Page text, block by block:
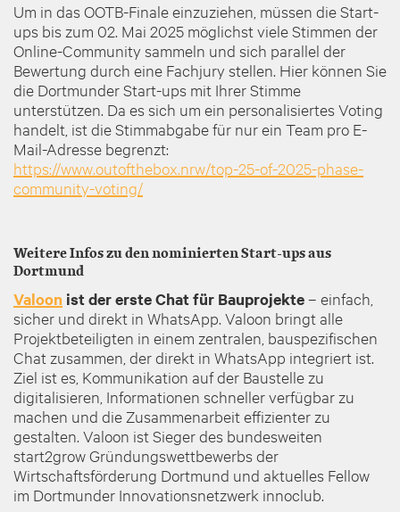
Um in das OOTB-Finale einzuziehen, müssen die Start-
ups bis zum 02. Mai 2025 möglichst viele Stimmen der
Online-Community sammeln und sich parallel der
Bewertung durch eine Fachjury stellen. Hier können Sie
die DortmunderStart-ups mit Ihrer Stimme
unterstützen. Da es sich um ein personalisiertes Voting
handelt, ist die Stimmabgabe für nur ein Team pro E-
Mail-Adresse begrenzt:
https://www.outofthebox.nrw/top-25-of-2025-phase-
community-voting/
Weitere Infos zu den nominierten Start-ups aus
Dortmund
Valoon ist der erste Chat für Bauprojekte– einfach,
sicher und direkt in WhatsApp. Valoon bringt alle
Projektbeteiligten in einem zentralen, bauspezifischen
Chat zusammen, der direkt in WhatsApp integriert ist.
Ziel ist es, Kommunikation auf der Baustelle zu
digitalisieren, Informationen schneller verfügbar zu
machen und die Zusammenarbeit effizienter zu
gestalten. Valoon ist Sieger des bundesweiten
start2grow Gründungswettbewerbs der
Wirtschaftsförderung Dortmund und aktuelles Fellow
im Dortmunder Innovationsnetzwerk innoclub.